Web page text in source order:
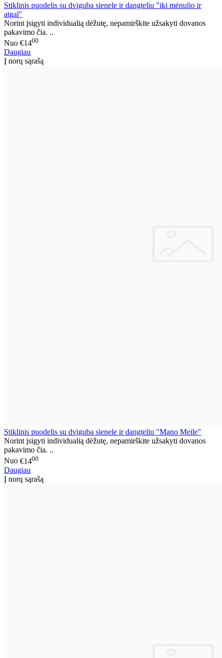
Stiklinis puodelis su dviguba sienele ir dangteliu "iki mėnulio ir
atgal"
Norint įsigyti individualią dėžutę, nepamirškite užsakyti dovanos
pakavimo čia. ..
Nuo €1400
Daugiau
Į norų sąrašą
Stiklinis puodelis su dviguba sienele ir dangteliu "Mano Meile"
Norint įsigyti individualią dėžutę, nepamirškite užsakyti dovanos
pakavimo čia. ..
Nuo €1400
Daugiau
Į norų sąrašą